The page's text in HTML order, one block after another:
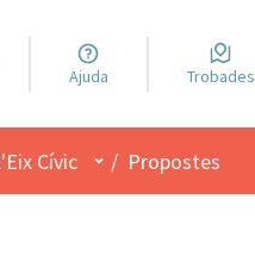
Triar la llengua
Elegir el idioma
Ajuda Trobades
Cívic Menú d'usuari
/ Propostes